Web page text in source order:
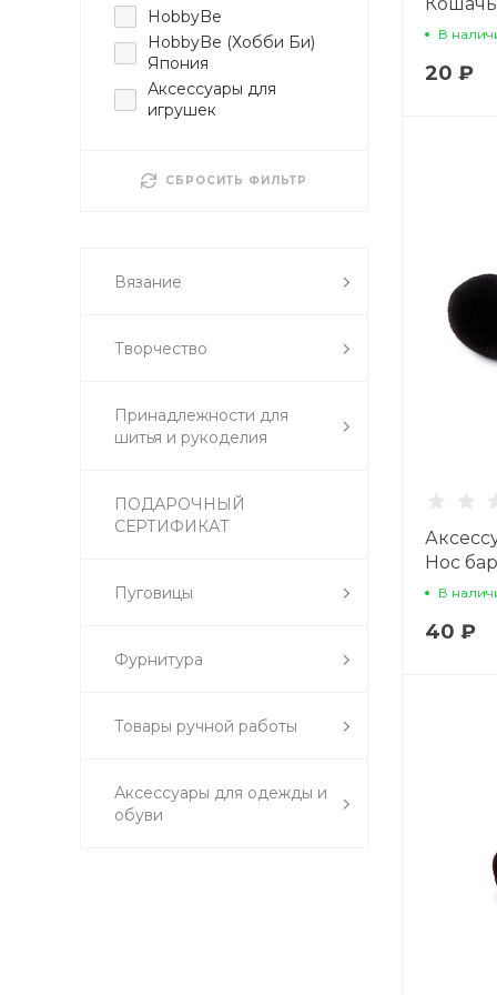
HobbyBe
HobbyBe (Хобби Би)
Япония
Аксессуары для
игрушек
СБРОСИТЬ ФИЛЬТР
Вязание
Творчество
Принадлежности для
шитья и рукоделия
ПОДАРОЧНЫЙ
СЕРТИФИКАТ
Пуговицы
Фурнитура
Товары ручной работы
Аксессуары для одежды и
обуви
В
20 ₽
Нос
19 х 14
В
40 ₽